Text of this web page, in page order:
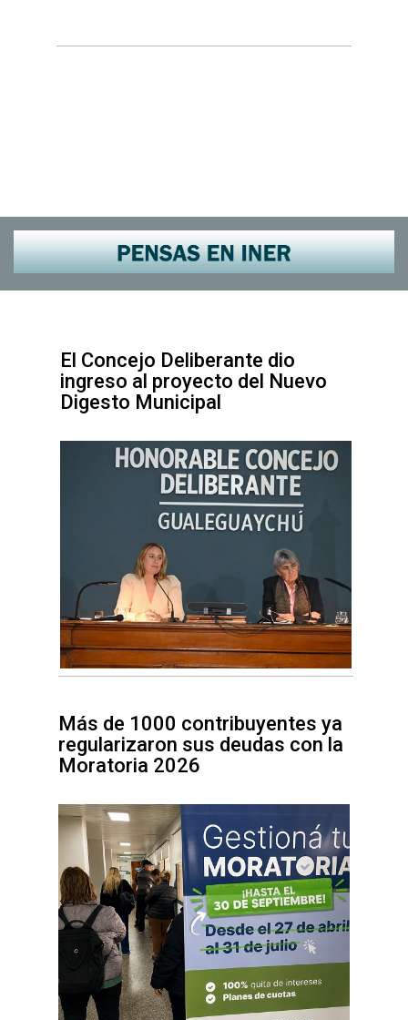
El Concejo Deliberante dio
ingreso al proyecto del Nuevo
Digesto Municipal
Más de 1000 contribuyentes ya
regularizaron sus deudas con la
Moratoria 2026